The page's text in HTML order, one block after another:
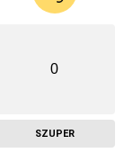
0
SZUPER